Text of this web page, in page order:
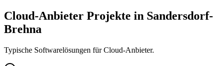
Cloud-Anbieter Projekte in Sandersdorf-
Brehna
Typische Softwarelösungen für Cloud-Anbieter.